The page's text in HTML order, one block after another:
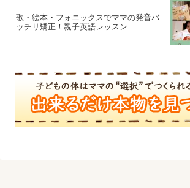
歌・絵本・フォニックスでママの発音バ
ッチリ矯正！親子英語レッスン